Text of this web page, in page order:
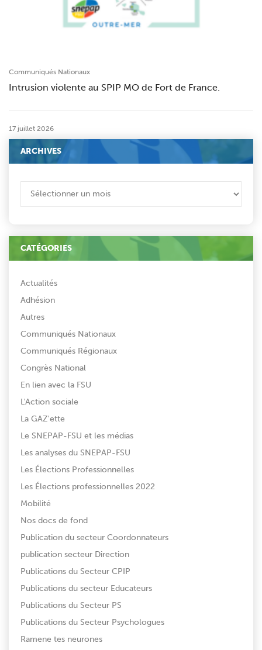
Communiqués Nationaux
Intrusion violente au SPIP MO de Fort de France.
17 juillet 2026
ARCHIVES
CATÉGORIES
Actualités
Adhésion
Autres
Communiqués Nationaux
Communiqués Régionaux
Congrès National
En lien avec la FSU
L'Action sociale
La GAZ'ette
Le SNEPAP-FSU et les médias
Les analyses du SNEPAP-FSU
Les Élections Professionnelles
Les Élections professionnelles 2022
Mobilité
Nos docs de fond
Publication du secteur Coordonnateurs
publication secteur Direction
Publications du Secteur CPIP
Publications du secteur Educateurs
Publications du Secteur PS
Publications du Secteur Psychologues
Ramene tes neurones